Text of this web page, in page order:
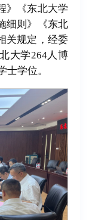
》《东北大学
细则》《东北
关规定，经委
大学264人博
士学位。